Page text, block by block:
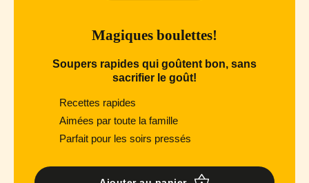
Magiques boulettes!
Soupers rapides qui goûtent bon, sans
sacrifier le goût!
Recettes rapides
Aimées par toute la famille
Parfait pour les soirs pressés